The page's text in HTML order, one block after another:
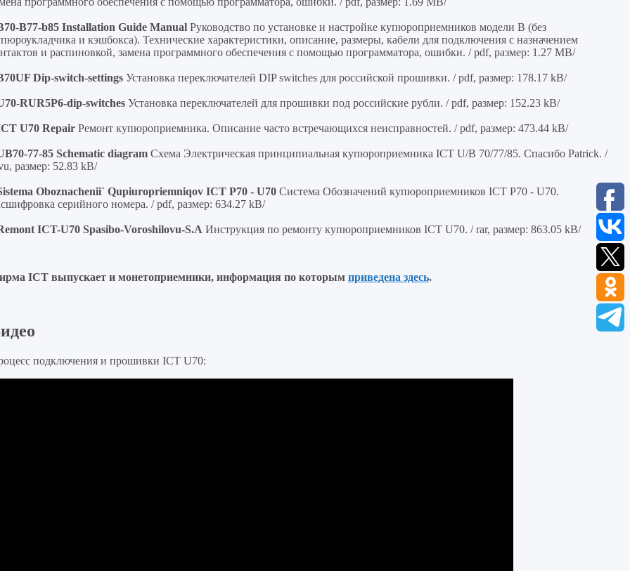
B77-b85 Installation Guide ManualРуководство по установке и настройке купюроприемников модели В (без
и кэшбокса). Технические характеристики, описание, размеры, кабели для подключения с назначением
и распиновкой, замена программного обеспечения с помощью программатора, ошибки. / pdf, размер: 1.27 MB/
Dip-switch-settingsУстановка переключателей DIP switches для российской прошивки. / pdf, размер: 178.17 kB/
RUR5P6-dip-switchesУстановка переключателей для прошивки под российские рубли. / pdf, размер: 152.23 kB/
U70 RepairРемонт купюроприемника. Описание часто встречающихся неисправностей. / pdf, размер: 473.44 kB/
77-85 Schematic diagramСхема Электрическая принципиальная купюроприемника ICT U/B 70/77/85. Спасибо Patrick. /
размер: 52.83 kB/
Oboznachenii` Qupiuropriemniqov ICT P70 - U70Система Обозначений купюроприемников ICT P70 - U70.
серийного номера. / pdf, размер: 634.27 kB/
ICT-U70 Spasibo-Voroshilovu-S.AИнструкция по ремонту купюроприемников ICT U70. / rar, размер: 863.05 kB/
ICT выпускает и монетоприемники, информация по которым приведена здесь.
подключения и прошивки ICT U70: